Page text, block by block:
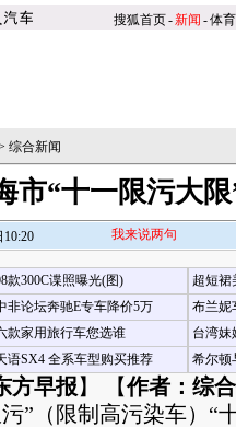
搜狐首页-新闻 -体育
综合新闻
市“十一限污大
10:20 我来说两句
款300C谍照曝光(图)
非论坛奔驰E专车降价5万
款家用旅行车您选谁
语SX4 全系车型购买推荐
超短裙
布兰妮
台湾妹
希尔顿
方早报 】 【作者：综
（限制高污染车）“